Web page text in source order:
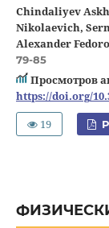
Chindaliyev
Nikolaevich,
Alexander
79-85
Просмотров
https://doi.org/
19